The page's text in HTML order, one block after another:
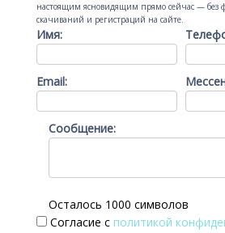
настоящим ясновидящим прямо сейчас — без
скачиваний и регистраций на сайте.
Имя:
Email:
Сообщение:
Осталось 1000 символов
Согласие с политикой